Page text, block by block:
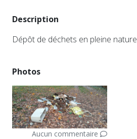
Description
Dépôt de déchets en pleine nature
Photos
Aucun commentaire